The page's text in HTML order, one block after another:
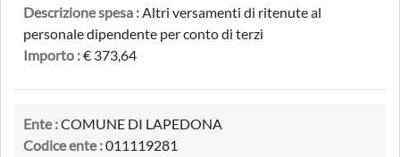
Descrizione spesa :Altri versamenti di ritenute al
personale dipendente per conto di terzi
Importo :€ 373,64
Ente :COMUNE DI LAPEDONA
Codice ente :011119281